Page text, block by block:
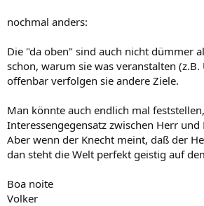
nochmal anders:
Die "da oben" sind auch nicht dümmer
schon, warum sie was veranstalten (z.B.
offenbar verfolgen sie andere Ziele.
Man könnte auch endlich mal
Interessengegensatz zwischen Herr und
Aber wenn der Knecht meint, daß der
dan steht die Welt perfekt geistig auf
Boa noite
Volker